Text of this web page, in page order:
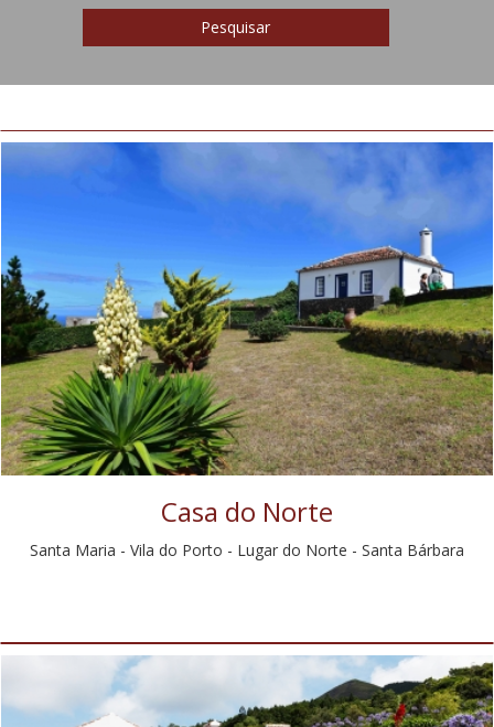
Pesquisar
Casa do Norte
Santa Maria - Vila do Porto - Lugar do Norte - Santa Bárbara